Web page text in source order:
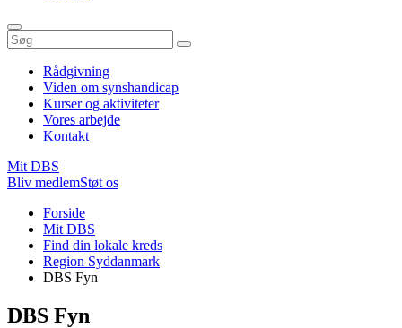
Rådgivning
Viden om synshandicap
Kurser og aktiviteter
Vores arbejde
Kontakt
Mit DBS
Bliv medlemStøt os
Forside
Mit DBS
Find din lokale kreds
Region Syddanmark
DBS Fyn
DBS Fyn